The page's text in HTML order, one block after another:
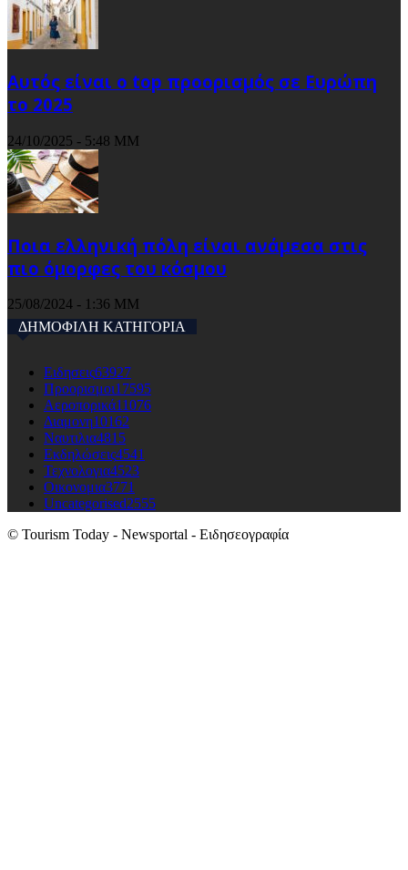
Αυτός είναι ο top προορισμός σε Ευρώπη
το 2025
24/10/2025 - 5:48 ΜΜ
Ποια ελληνική πόλη είναι ανάμεσα στις
πιο όμορφες του κόσμου
25/08/2024 - 1:36 ΜΜ
ΔΗΜΟΦΙΛΗ ΚΑΤΗΓΟΡΙΑ
Ειδησεις63927
Προορισμοι17595
Αεροπορικά11076
Διαμονη10162
Ναυτιλια4815
Εκδηλώσεις4541
Τεχνολογια4523
Οικονομια3771
Uncategorised2555
© Tourism Today - Newsportal - Ειδησεογραφία